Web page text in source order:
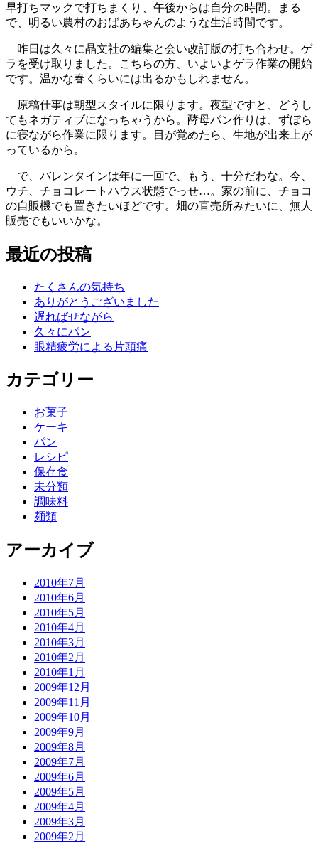
早打ちマックで打ちまくり、午後からは自分の時間。まる
で、明るい農村のおばあちゃんのような生活時間です。
昨日は久々に晶文社の編集と会い改訂版の打ち合わせ。ゲ
ラを受け取りました。こちらの方、いよいよゲラ作業の開始
です。温かな春くらいには出るかもしれません。
原稿仕事は朝型スタイルに限ります。夜型ですと、どうし
てもネガティブになっちゃうから。酵母パン作りは、ずぼら
に寝ながら作業に限ります。目が覚めたら、生地が出来上が
っているから。
で、バレンタインは年に一回で、もう、十分だわな。今、
ウチ、チョコレートハウス状態でっせ…。家の前に、チョコ
の自販機でも置きたいほどです。畑の直売所みたいに、無人
販売でもいいかな。
最近の投稿
たくさんの気持ち
ありがとうございました
遅ればせながら
久々にパン
眼精疲労による片頭痛
カテゴリー
お菓子
ケーキ
パン
レシピ
保存食
未分類
調味料
麺類
アーカイブ
2010年7月
2010年6月
2010年5月
2010年4月
2010年3月
2010年2月
2010年1月
2009年12月
2009年11月
2009年10月
2009年9月
2009年8月
2009年7月
2009年6月
2009年5月
2009年4月
2009年3月
2009年2月